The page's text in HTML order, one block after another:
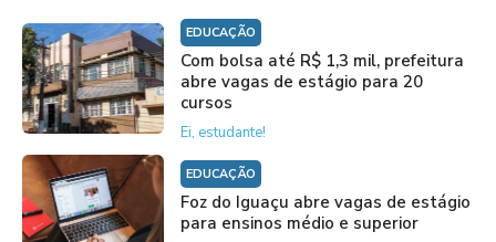
EDUCAÇÃO
Com bolsa até R$ 1,3 mil, prefeitura
abre vagas de estágio para 20
cursos
Ei, estudante!
EDUCAÇÃO
Foz do Iguaçu abre vagas de estágio
para ensinos médio e superior